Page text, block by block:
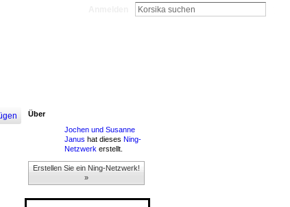
Über
Jochen und Susanne
Janus hat dieses Ning-
Netzwerk erstellt.
Erstellen Sie ein Ning-Netzwerk!
»